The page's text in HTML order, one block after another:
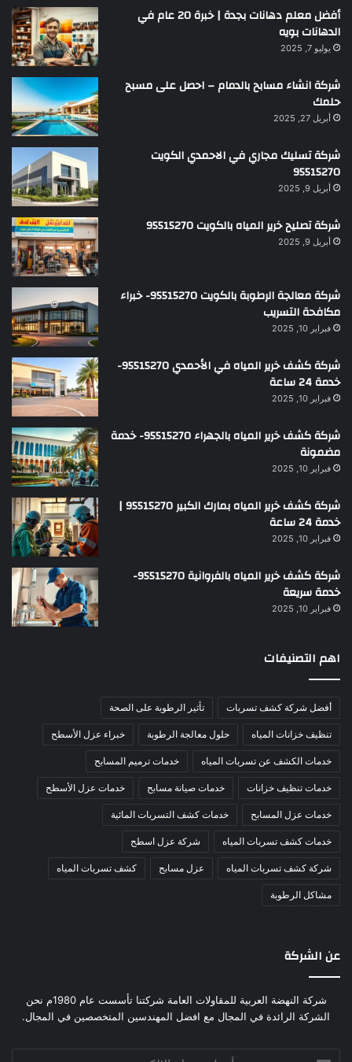
أفضل معلم دهانات بجدة | خبرة 20 عام في
الدهانات بويه
يوليو 7, 2025
شركة انشاء مسابح بالدمام – احصل على مسبح
حلمك
أبريل 27, 2025
شركة تسليك مجاري في الاحمدي الكويت
95515270
أبريل 9, 2025
شركة تصليح خرير المياه بالكويت 95515270
أبريل 9, 2025
شركة معالجة الرطوبة بالكويت 95515270- خبراء
مكافحة التسريب
فبراير 10, 2025
شركة كشف خرير المياه في الأحمدي 95515270-
خدمة 24 ساعة
فبراير 10, 2025
شركة كشف خرير المياه بالجهراء 95515270- خدمة
مضمونة
فبراير 10, 2025
شركة كشف خرير المياه بمارك الكبير 95515270 |
خدمة 24 ساعة
فبراير 10, 2025
شركة كشف خرير المياه بالفروانية 95515270-
خدمة سريعة
فبراير 10, 2025
اهم التصنيفات
أفضل شركة كشف تسربات تأثير الرطوبة على الصحة
تنظيف خزانات المياه حلول معالجة الرطوبة خبراء عزل الأسطح
خدمات الكشف عن تسربات المياه خدمات ترميم المسابح
خدمات تنظيف خزانات خدمات صيانة مسابح خدمات عزل الأسطح
خدمات عزل المسابح خدمات كشف التسربات المائية
خدمات كشف تسربات المياه شركة عزل اسطح
شركة كشف تسربات المياه عزل مسابح كشف تسربات المياه
مشاكل الرطوبة
عن الشركة
شركة النهضة العربية للمقاولات العامة شركتنا تأسست عام 1980م نحن
الشركة الرائدة في المجال مع افضل المهندسين المتخصصين في المجال.